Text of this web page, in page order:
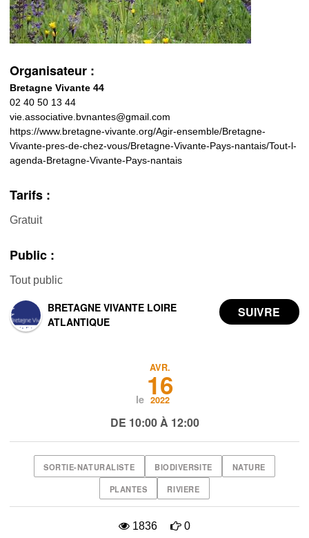
Organisateur :
Bretagne Vivante 44
02 40 50 13 44
vie.associative.bvnantes@gmail.com
https://www.bretagne-vivante.org/Agir-ensemble/Bretagne-
Vivante-pres-de-chez-vous/Bretagne-Vivante-Pays-nantais/Tout-l-
agenda-Bretagne-Vivante-Pays-nantais
Tarifs :
Gratuit
Public :
Tout public
BRETAGNE VIVANTE LOIRE
ATLANTIQUE
le
AVR.
16
2022
DE 10:00 À 12:00
SORTIE-NATURALISTE BIODIVERSITE NATURE
PLANTES RIVIERE
1836 0